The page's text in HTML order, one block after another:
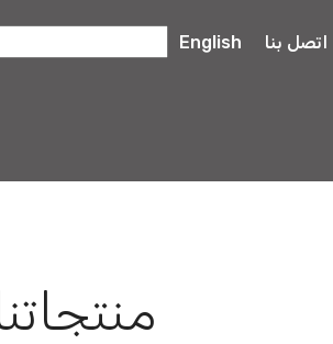
English اتصل بنا